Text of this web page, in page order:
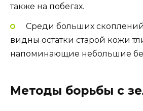
также на побегах.
Среди больших
видны остатки старой кожи
напоминающие небольшие
Методы борьбы с